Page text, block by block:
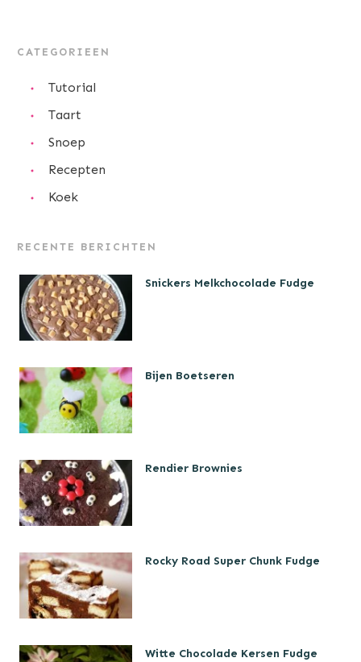
CATEGORIEEN
Tutorial
Taart
Snoep
Recepten
Koek
RECENTE BERICHTEN
Snickers Melkchocolade Fudge
Bijen Boetseren
Rendier Brownies
Rocky Road Super Chunk Fudge
Witte Chocolade Kersen Fudge